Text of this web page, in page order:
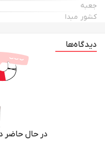
جعبه
کشور مبدا
دیدگاه‌ها
در حال حاضر